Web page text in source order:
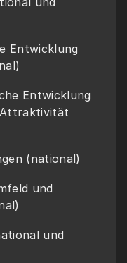
Entwicklung
Entwicklung
(national)
und
und